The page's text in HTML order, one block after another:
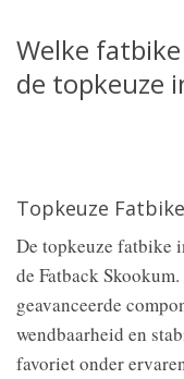
Welke
de topkeuze
Topkeuze
De topkeuze fatbike
de Fatback
geavanceerde
wendbaarheid en
favoriet onder